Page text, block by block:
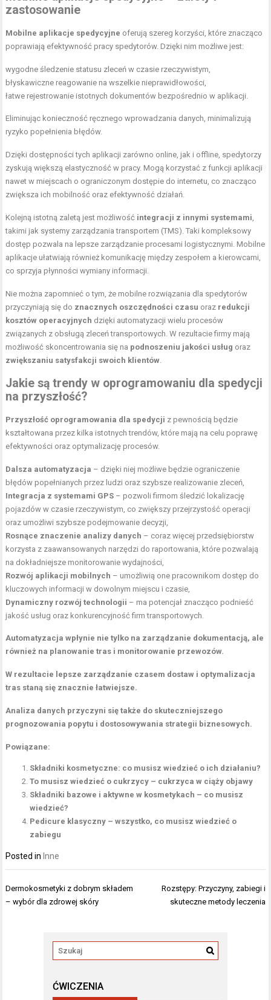
zastosowanie
Mobilne aplikacje spedycyjne oferują szereg korzyści, które znacząco
poprawiają efektywność pracy spedytorów. Dzięki nim możliwe jest:
wygodne śledzenie statusu zleceń w czasie rzeczywistym,
błyskawiczne reagowanie na wszelkie nieprawidłowości,
łatwe rejestrowanie istotnych dokumentów bezpośrednio w aplikacji.
Eliminując konieczność ręcznego wprowadzania danych, minimalizują
ryzyko popełnienia błędów.
Dzięki dostępności tych aplikacji zarówno online, jak i offline, spedytorzy
zyskują większą elastyczność w pracy. Mogą korzystać z funkcji aplikacji
nawet w miejscach o ograniczonym dostępie do internetu, co znacząco
zwiększa ich mobilność oraz efektywność działań.
Kolejną istotną zaletą jest możliwość integracji z innymi systemami,
takimi jak systemy zarządzania transportem (TMS). Taki kompleksowy
dostęp pozwala na lepsze zarządzanie procesami logistycznymi. Mobilne
aplikacje ułatwiają również komunikację między zespołem a kierowcami,
co sprzyja płynności wymiany informacji.
Nie można zapomnieć o tym, że mobilne rozwiązania dla spedytorów
przyczyniają się do znacznych oszczędności czasu oraz redukcji
kosztów operacyjnych dzięki automatyzacji wielu procesów
związanych z obsługą zleceń transportowych. W rezultacie firmy mają
możliwość skoncentrowania się na podnoszeniu jakości usług oraz
zwiększaniu satysfakcji swoich klientów.
Jakie są trendy w oprogramowaniu dla spedycji
na przyszłość?
Przyszłość oprogramowania dla spedycji z pewnością będzie
kształtowana przez kilka istotnych trendów, które mają na celu poprawę
efektywności oraz optymalizację procesów.
Dalsza automatyzacja – dzięki niej możliwe będzie ograniczenie
błędów popełnianych przez ludzi oraz szybsze realizowanie zleceń,
Integracja z systemami GPS – pozwoli firmom śledzić lokalizację
pojazdów w czasie rzeczywistym, co zwiększy przejrzystość operacji
oraz umożliwi szybsze podejmowanie decyzji,
Rosnące znaczenie analizy danych – coraz więcej przedsiębiorstw
korzysta z zaawansowanych narzędzi do raportowania, które pozwalają
na dokładniejsze monitorowanie wydajności,
Rozwój aplikacji mobilnych – umożliwią one pracownikom dostęp do
kluczowych informacji w dowolnym miejscu i czasie,
Dynamiczny rozwój technologii – ma potencjał znacząco podnieść
jakość usług oraz konkurencyjność firm transportowych.
Automatyzacja wpłynie nie tylko na zarządzanie dokumentacją, ale
również na planowanie tras i monitorowanie przewozów.
W rezultacie lepsze zarządzanie czasem dostaw i optymalizacja
tras staną się znacznie łatwiejsze.
Analiza danych przyczyni się także do skuteczniejszego
prognozowania popytu i dostosowywania strategii biznesowych.
Powiązane:
Składniki kosmetyczne: co musisz wiedzieć o ich działaniu?
To musisz wiedzieć o cukrzycy – cukrzyca w ciąży objawy
Składniki bazowe i aktywne w kosmetykach – co musisz
wiedzieć?
Pedicure klasyczny – wszystko, co musisz wiedzieć o
zabiegu
Posted in Inne
Nawigacja
wpisu
Dermokosmetyki z dobrym składem
– wybór dla zdrowej skóry
Rozstępy: Przyczyny, zabiegi i
skuteczne metody leczenia
ĆWICZENIA